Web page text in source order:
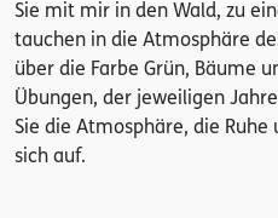
Sie mit mir in den Wald, zu
tauchen in die Atmosphäre
über die Farbe Grün, Bäume
Übungen, der jeweiligen
Sie die Atmosphäre, die Ruhe
sich auf.